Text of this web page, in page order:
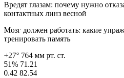
Вредят глазам: почему нужно
контактных линз весной
Мозг должен работать: какие
тренировать память
+27° 764 мм рт. ст.
51% 71.21
0.42 82.54